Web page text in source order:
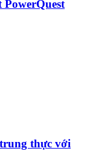
PowerQuest
thực với